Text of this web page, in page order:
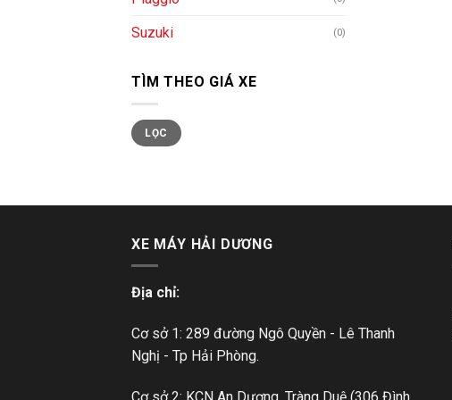
Suzuki (0)
TÌM THEO GIÁ XE
LỌC
XE MÁY HẢI DƯƠNG
Địa chỉ:
Cơ sở 1: 289 đường Ngô Quyền - Lê Thanh
Nghị - Tp Hải Phòng.